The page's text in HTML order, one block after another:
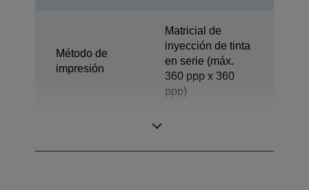
Método de
impresión
Matricial de
inyección de tinta
en serie (máx.
360 ppp x 360
ppp)